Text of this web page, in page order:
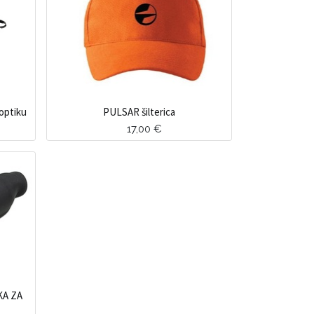
PULSAR šilterica
17,00 €
ZA